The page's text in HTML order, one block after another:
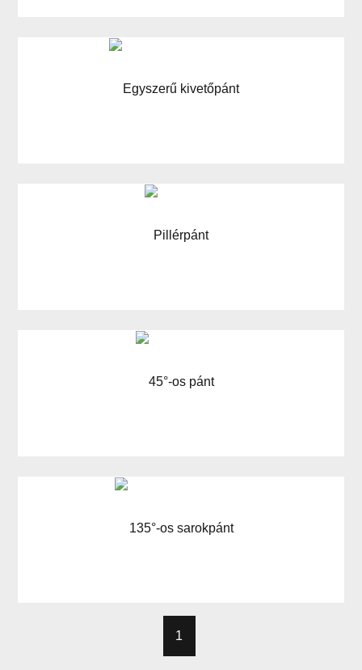
Egyszerű kivetőpánt
Pillérpánt
45°-os pánt
135°-os sarokpánt
1